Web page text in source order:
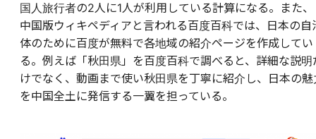
国人旅行者の2人に1人が利用している計算になる。また、
中国版ウィキペディアと言われる百度百科では、日本の自
体のために百度が無料で各地域の紹介ページを作成してい
る。例えば「秋田県」を百度百科で調べると、詳細な説明
けでなく、動画まで使い秋田県を丁寧に紹介し、日本の魅
を中国全土に発信する一翼を担っている。